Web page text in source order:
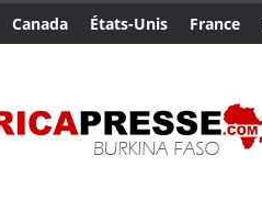
Canada États-Unis France